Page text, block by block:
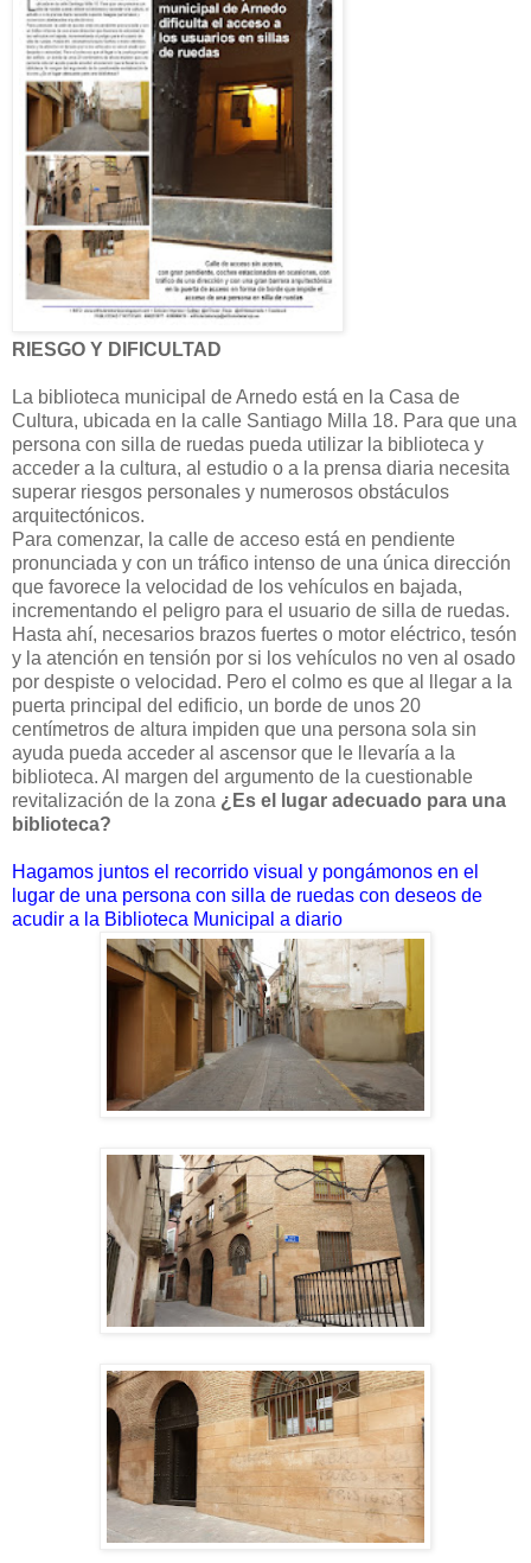
RIESGO Y DIFICULTAD
La biblioteca municipal de Arnedo está en la Casa de
Cultura, ubicada en la calle Santiago Milla 18. Para que una
persona con silla de ruedas pueda utilizar la biblioteca y
acceder a la cultura, al estudio o a la prensa diaria necesita
superar riesgos personales y numerosos obstáculos
arquitectónicos.
Para comenzar, la calle de acceso está en pendiente
pronunciada y con un tráfico intenso de una única dirección
que favorece la velocidad de los vehículos en bajada,
incrementando el peligro para el usuario de silla de ruedas.
Hasta ahí, necesarios brazos fuertes o motor eléctrico, tesón
y la atención en tensión por si los vehículos no ven al osado
por despiste o velocidad. Pero el colmo es que al llegar a la
puerta principal del edificio, un borde de unos 20
centímetros de altura impiden que una persona sola sin
ayuda pueda acceder al ascensor que le llevaría a la
biblioteca. Al margen del argumento de la cuestionable
revitalización de la zona ¿Es el lugar adecuado para una
biblioteca?
Hagamos juntos el recorrido visual y pongámonos en el
lugar de una persona con silla de ruedas con deseos de
acudir a la Biblioteca Municipal a diario